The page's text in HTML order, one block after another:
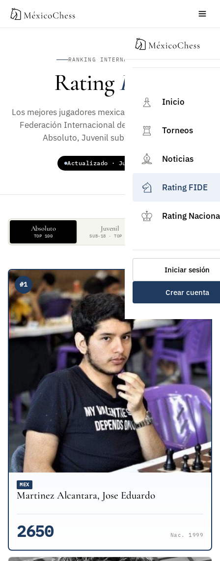
Inicio
Torneos
Noticias
Rating FIDE
Rating
Iniciar sesión
Crear cuenta
RANKING INTERNACIONAL
RatingFIDE
Los mejores jugadores mexicanos en el ranking de la
Federación Internacional de Ajedrez. Categorías
Absoluto, Juvenil sub-18 y Mujeres.
Actualizado · Julio 2026
Absoluto
TOP 100
Juvenil
SUB-18 · TOP 50
#1
MEX
Martinez Alcantara, Jose Eduardo
2650 Nac. 1999